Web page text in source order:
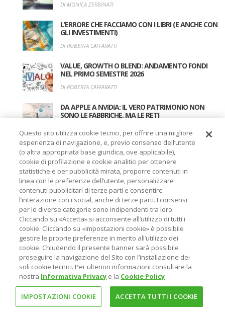
DI MONICA ZERBINATI
L’ERRORE CHE FACCIAMO CON I LIBRI (E ANCHE CON
GLI INVESTIMENTI)
DI ROBERTA CAFFARATTI
VALUE, GROWTH O BLEND: ANDAMENTO FONDI
NEL PRIMO SEMESTRE 2026
DI ROBERTA CAFFARATTI
DA APPLE A NVIDIA: IL VERO PATRIMONIO NON
SONO LE FABBRICHE, MA LE RETI
LA VALIGIA PERFETTA ESISTE ANCHE NEGLI
INVESTIMENTI
DI ROBERTA CAFFARATTI
SEGUICI SU
ADS
Questo sito utilizza cookie tecnici, per offrire una migliore
esperienza di navigazione, e, previo consenso dell’utente
(o altra appropriata base giuridica, ove applicabile),
cookie di profilazione e cookie analitici per ottenere
statistiche e per pubblicità mirata, proporre contenuti in
linea con le preferenze dell’utente, personalizzare
contenuti pubblicitari di terze parti e consentire
l’interazione con i social, anche di terze parti. I consensi
per le diverse categorie sono indipendenti tra loro.
Cliccando su «Accetta» si acconsente all’utilizzo di tutti i
cookie. Cliccando su «Impostazioni cookie» è possibile
gestire le proprie preferenze in merito all’utilizzo dei
cookie. Chiudendo il presente banner sarà possibile
proseguire la navigazione del Sito con l’installazione dei
soli cookie tecnici. Per ulteriori informazioni consultare la
nostra Informativa Privacy e la Cookie Policy
IMPOSTAZIONI COOKIE ACCETTA TUTTI I COOKIE